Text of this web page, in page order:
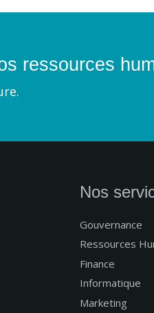
ressources
Nos
Gouvernance
Ressources
Finance
Informatique
Marketing